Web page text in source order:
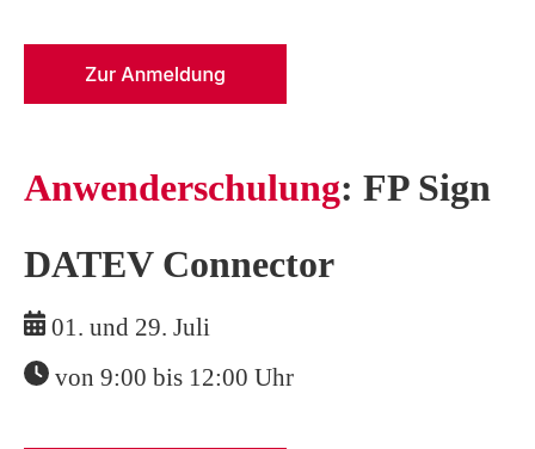
Anwenderschulung: FP Sign
DATEV Connector
01. und 29. Juli
von 9:00 bis 12:00 Uhr